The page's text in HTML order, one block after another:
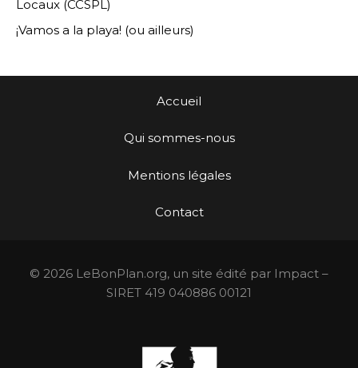
Locaux (CCSPL)
¡Vamos a la playa! (ou ailleurs)
Accueil
Qui sommes-nous
Mentions légales
Contact
© 2026 LeBonPlan.org, un site édité par Impact –
SIRET 419 040886 00121